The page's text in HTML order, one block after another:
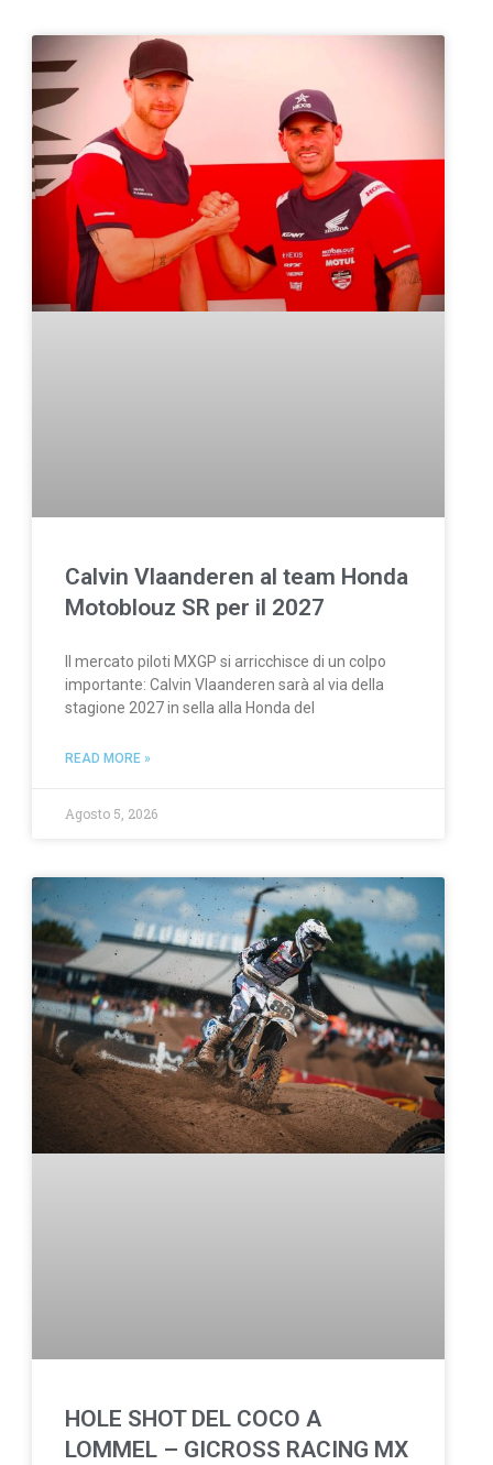
Calvin Vlaanderen al team Honda
Motoblouz SR per il 2027
Il mercato piloti MXGP si arricchisce di un colpo
importante: Calvin Vlaanderen sarà al via della
stagione 2027 in sella alla Honda del
READ MORE »
Agosto 5, 2026
HOLE SHOT DEL COCO A
LOMMEL – GICROSS RACING MX